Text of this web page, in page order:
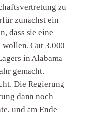
zu
zunächst ein
dass sie eine
Gut 3.000
in Alabama
gemacht.
Die Regierung
dann noch
und am Ende